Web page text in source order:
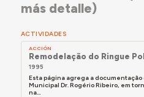
más detalle)
ACTIVIDADES
ACCIÓN
Remodelação do Ringue
1995
Esta página agrega a
Municipal Dr. Rogério Ribeiro, em
na...